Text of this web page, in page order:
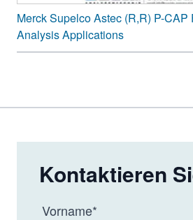
Merck Supelco Astec (R,R) P-
Analysis Applications
Kontaktieren
Vorname*